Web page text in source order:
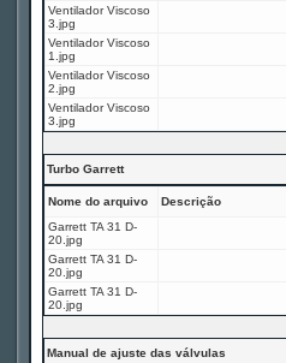
Ventilador Viscoso
3.jpg
Ventilador Viscoso
1.jpg
Ventilador Viscoso
2.jpg
Ventilador Viscoso
3.jpg
Turbo Garrett
Nome do arquivo
Descrição
Garrett TA 31 D-
20.jpg
Garrett TA 31 D-
20.jpg
Garrett TA 31 D-
20.jpg
Manual de ajuste das válvulas